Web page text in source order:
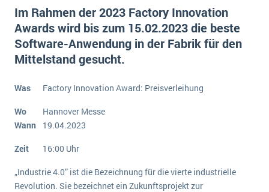
Suche
Vergleich
Auswahl
Schulung
Auswertung
E-commerce
Einzelhandel
Finanzen
Grosshandel
Handel
Health Care
Landwirtschaft
Die 4 Komponenten eines CRM-Systems
5 Funktionen einer ERP-Software für Konzerne
Was ist Data Mining? - Ein Leitfaden für Unternehmen
Mehr über ERP-Software
ERP Wissenszentrum
Offene Stellen bei ERP-Lieferanten
Über uns
DSGVO/GDPR
Im Rahmen der 2023 Factory Innovation
Awards wird bis zum 15.02.2023 die beste
Software-Anwendung in der Fabrik für den
Mittelstand gesucht.
Was Factory Innovation Award: Preisverleihung
Wo
Hannover Messe
Wann
19.04.2023
Zeit 16:00 Uhr
„Industrie 4.0” ist die Bezeichnung für die vierte industrielle
Revolution. Sie bezeichnet ein Zukunftsprojekt zur